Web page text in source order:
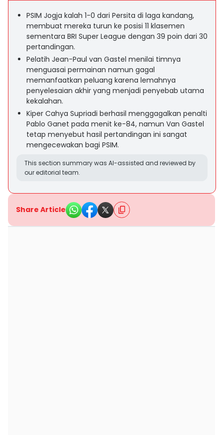
PSIM Jogja kalah 1-0 dari Persita di laga kandang,
membuat mereka turun ke posisi 11 klasemen
sementara BRI Super League dengan 39 poin dari 30
pertandingan.
Pelatih Jean-Paul van Gastel menilai timnya
menguasai permainan namun gagal
memanfaatkan peluang karena lemahnya
penyelesaian akhir yang menjadi penyebab utama
kekalahan.
Kiper Cahya Supriadi berhasil menggagalkan penalti
Pablo Ganet pada menit ke-84, namun Van Gastel
tetap menyebut hasil pertandingan ini sangat
mengecewakan bagi PSIM.
This section summary was AI-assisted and reviewed by
our editorial team.
Share Article